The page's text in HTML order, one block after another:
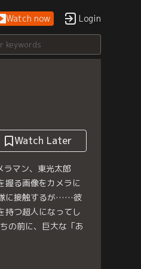
Watch now Login
Watch Later
ラマン、東光太郎
握る画像をカメラに
に接触するが……彼
持つ超人になってし
の前に、巨大な「あ